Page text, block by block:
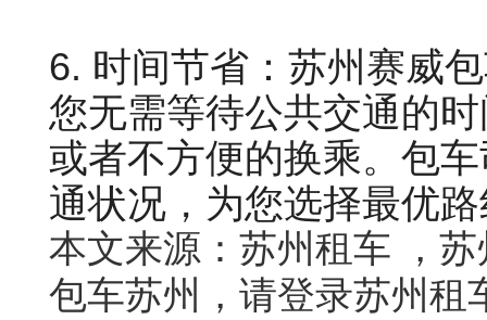
6. 时间节省：苏州赛威
您无需等待公共交通的
或者不方便的换乘。包
通状况，为您选择最优
本文来源： 苏州租车 ，
包车苏州，请登录苏州租